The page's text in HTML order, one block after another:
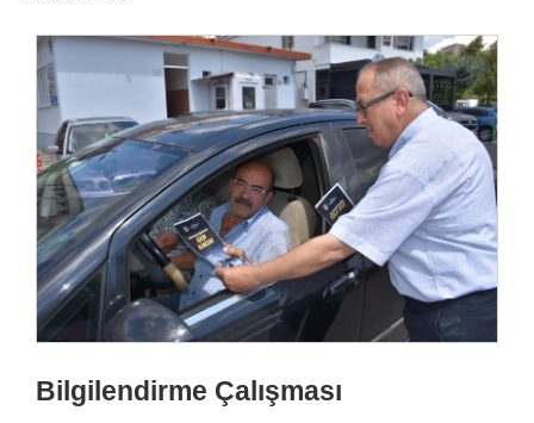
Bilgilendirme Çalışması